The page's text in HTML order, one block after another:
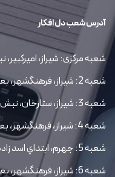
آدرس شعب دل افکار
شعبه مرکزی: شیراز،
شعبه 2: شیراز، فرهنگشهر، بعد از کوچه 42
شعبه 3: شیراز، ستارخان، نبش کوچه پنجم
شعبه 4: شیراز، فرهنگشهر، بعد از کوچه 52
شعبه 5: جهرم، ابتداي اسد زاده، بلوار رهبري
شعبه 6: شیراز، فرهنگشهر، بعد از کوچه 52